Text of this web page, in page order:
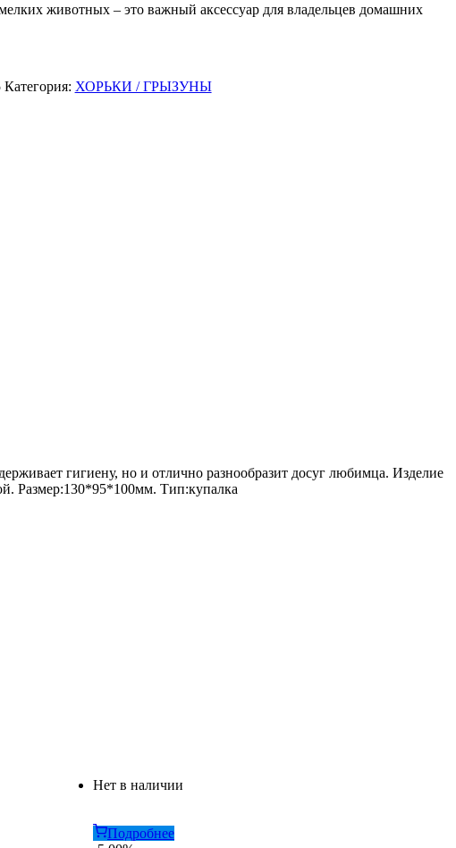
животных – это важный аксессуар для владельцев домашних
Категория: ХОРЬКИ / ГРЫЗУНЫ
гигиену, но и отлично разнообразит досуг любимца. Изделие
Размер:130*95*100мм. Тип:купалка
Нет в наличии
Подробнее